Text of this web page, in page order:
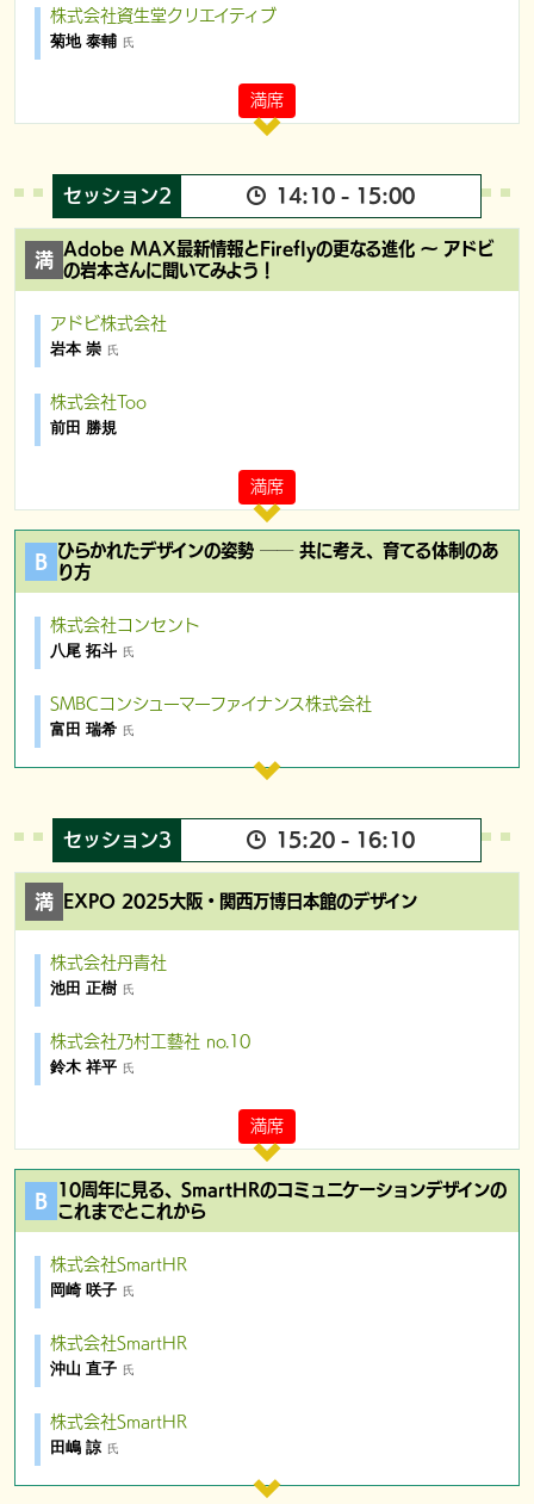
株式会社資生堂クリエイティブ
菊地 泰輔 氏
満席
セッション2 14:10 - 15:00
Adobe MAX最新情報とFireflyの更なる進化 〜 アドビ
の岩本さんに聞いてみよう！
アドビ株式会社
岩本 崇 氏
株式会社Too
前田 勝規
満席
ひらかれたデザインの姿勢 ── 共に考え、育てる体制のあ
り方
株式会社コンセント
八尾 拓斗 氏
SMBCコンシューマーファイナンス株式会社
富田 瑞希 氏
セッション3 15:20 - 16:10
EXPO 2025大阪・関西万博日本館のデザイン
株式会社丹青社
池田 正樹 氏
株式​会​社乃​村​工藝社 no.​10
鈴木 祥平 氏
満席
10周年に見る、SmartHRのコミュニケーションデザインの
これまでとこれから
株式会社SmartHR
岡崎 咲子 氏
株式会社SmartHR
沖山 直子 氏
株式会社SmartHR
田嶋 諒 氏